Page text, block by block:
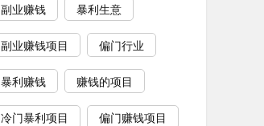
副业赚钱 暴利生意
副业赚钱项目 偏门行业
暴利赚钱 赚钱的项目
冷门暴利项目 偏门赚钱项目